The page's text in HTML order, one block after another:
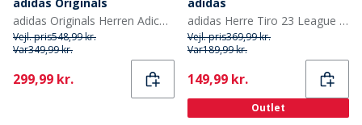
adidas Originals Herren Adicolour Classics Superstar Track Pants Aurora Black
Vejl. pris548,99 kr.
Var349,99 kr.
Current
299,99 kr.
adidas Herre Tiro 23 League træningsbukser Sort
Vejl. pris369,99 kr.
Var189,99 kr.
Current
149,99 kr.
Outlet